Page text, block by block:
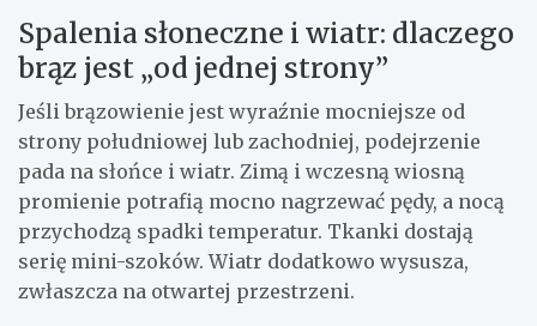
Spalenia słoneczne i wiatr: dlaczego
brąz jest „od jednej strony”
Jeśli brązowienie jest wyraźnie mocniejsze od
strony południowej lub zachodniej, podejrzenie
pada na słońce i wiatr. Zimą i wczesną wiosną
promienie potrafią mocno nagrzewać pędy, a nocą
przychodzą spadki temperatur. Tkanki dostają
serię mini-szoków. Wiatr dodatkowo wysusza,
zwłaszcza na otwartej przestrzeni.